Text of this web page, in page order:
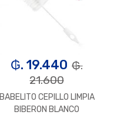
₲. 19.440 ₲.
21.600
BABELITO CEPILLO LIMPIA
BIBERON BLANCO